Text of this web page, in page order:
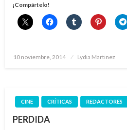
¡Compártelo!
Publicado
10 noviembre, 2014 Lydia Martinez
CINE CRÍTICAS REDACTORES
PERDIDA